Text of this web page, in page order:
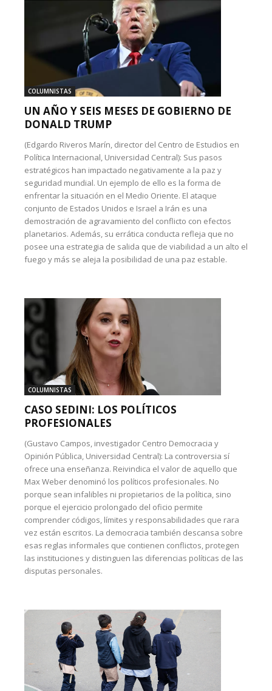
COLUMNISTAS
UN AÑO Y SEIS MESES DE GOBIERNO DE
DONALD TRUMP
(Edgardo Riveros Marín, director del Centro de Estudios en
Política Internacional, Universidad Central): Sus pasos
estratégicos han impactado negativamente a la paz y
seguridad mundial. Un ejemplo de ello es la forma de
enfrentar la situación en el Medio Oriente. El ataque
conjunto de Estados Unidos e Israel a Irán es una
demostración de agravamiento del conflicto con efectos
planetarios. Además, su errática conducta refleja que no
posee una estrategia de salida que de viabilidad a un alto el
fuego y más se aleja la posibilidad de una paz estable.
COLUMNISTAS
CASO SEDINI: LOS POLÍTICOS
PROFESIONALES
(Gustavo Campos, investigador Centro Democracia y
Opinión Pública, Universidad Central): La controversia sí
ofrece una enseñanza. Reivindica el valor de aquello que
Max Weber denominó los políticos profesionales. No
porque sean infalibles ni propietarios de la política, sino
porque el ejercicio prolongado del oficio permite
comprender códigos, límites y responsabilidades que rara
vez están escritos. La democracia también descansa sobre
esas reglas informales que contienen conflictos, protegen
las instituciones y distinguen las diferencias políticas de las
disputas personales.